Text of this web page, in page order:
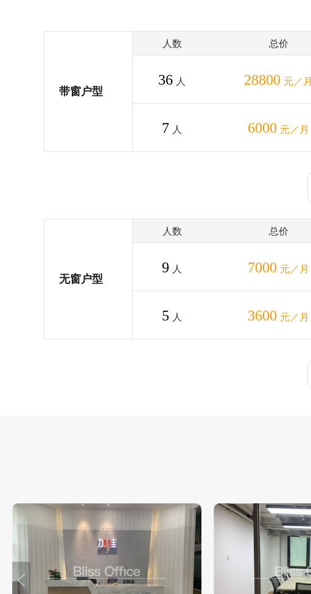
带窗户型
人数 总价
36 人 28800 元／月
7 人 6000 元／月
无窗户型
人数 总价
9 人 7000 元／月
5 人 3600 元／月